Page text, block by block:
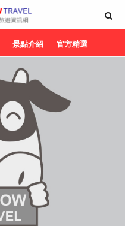
景點介紹 官方精選